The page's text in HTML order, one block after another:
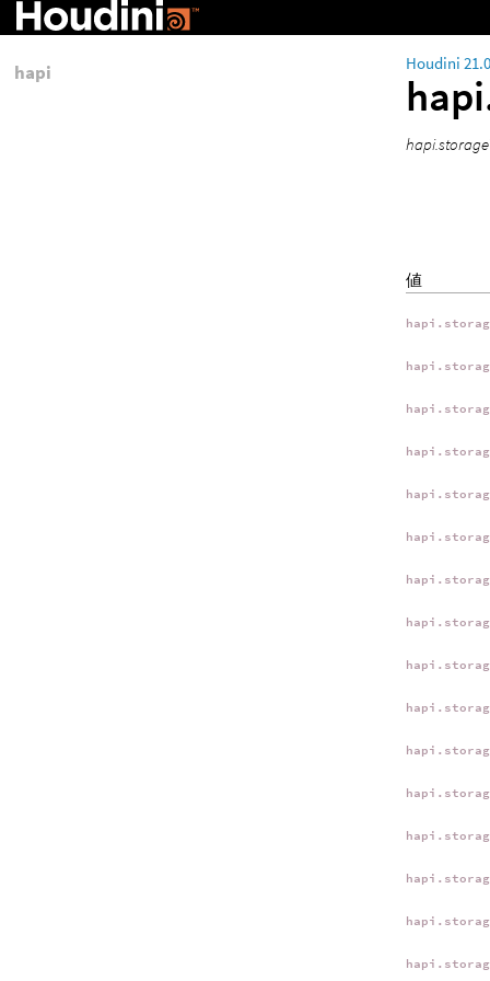
Houdini 21.0
値
hapi